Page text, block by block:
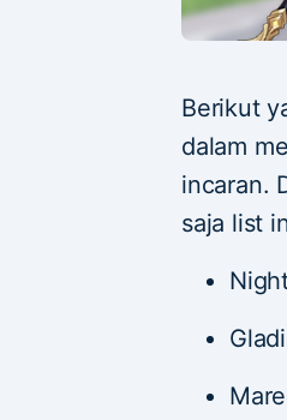
Berikut
dalam
incaran.
saja list